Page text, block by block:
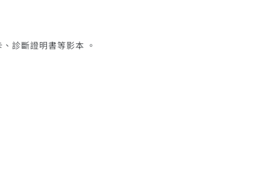
診斷證明書等影本 。